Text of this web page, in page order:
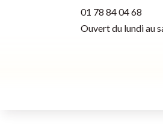
01 78 84 04 68
Ouvert du lundi au